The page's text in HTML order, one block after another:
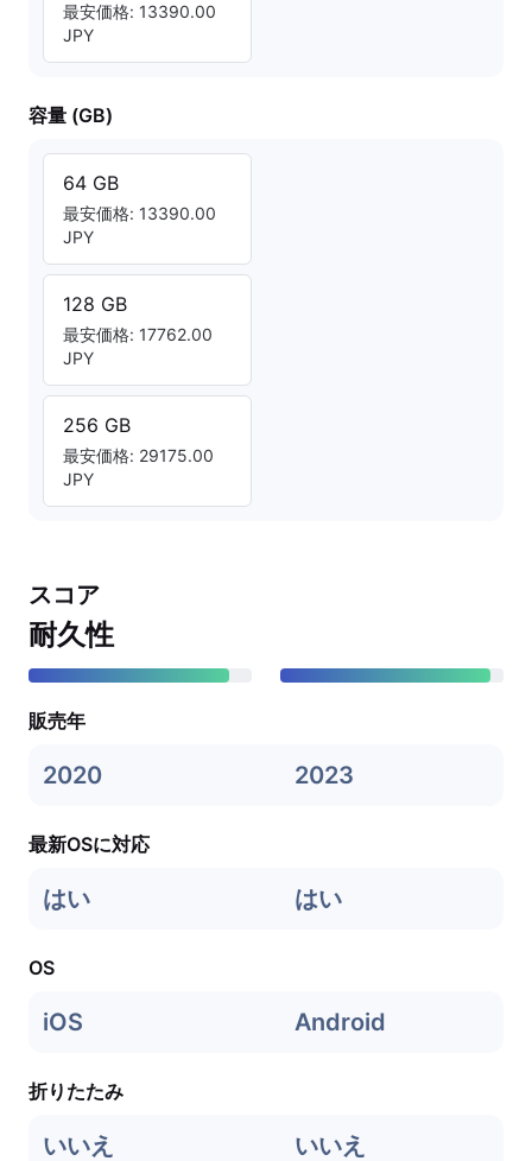
最安価格: 13390.00
JPY
容量 (GB)
64 GB
最安価格: 13390.00
JPY
128 GB
最安価格: 17762.00
JPY
256 GB
最安価格: 29175.00
JPY
スコア
耐久性
販売年
2020 2023
最新OSに対応
はい はい
OS
iOS Android
折りたたみ
いいえ いいえ